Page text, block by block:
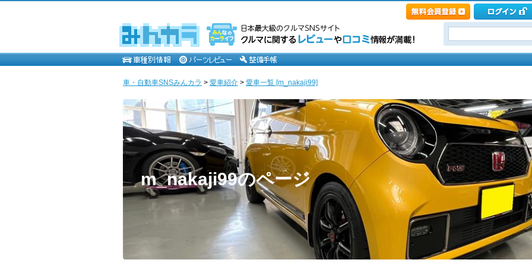
車・自動車SNSみんカラ > 愛車紹介 > 愛車一覧 [m_nakaji99]
m_nakaji99のページ